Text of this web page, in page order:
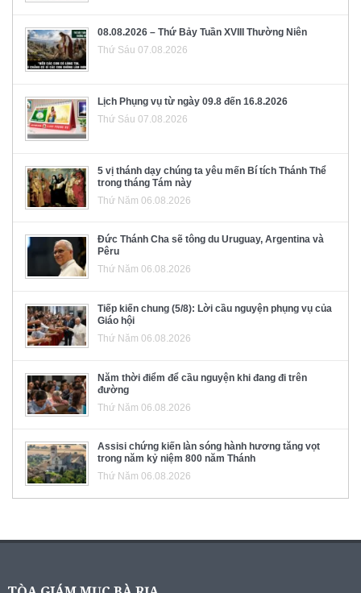
08.08.2026 – Thứ Bảy Tuần XVIII Thường Niên
Thứ Sáu 07.08.2026
Lịch Phụng vụ từ ngày 09.8 đến 16.8.2026
Thứ Sáu 07.08.2026
5 vị thánh dạy chúng ta yêu mến Bí tích Thánh Thể
trong tháng Tám này
Thứ Năm 06.08.2026
Đức Thánh Cha sẽ tông du Uruguay, Argentina và
Pêru
Thứ Năm 06.08.2026
Tiếp kiến chung (5/8): Lời cầu nguyện phụng vụ của
Giáo hội
Thứ Năm 06.08.2026
Năm thời điểm để cầu nguyện khi đang đi trên
đường
Thứ Năm 06.08.2026
Assisi chứng kiến làn sóng hành hương tăng vọt
trong năm kỷ niệm 800 năm Thánh
Thứ Năm 06.08.2026